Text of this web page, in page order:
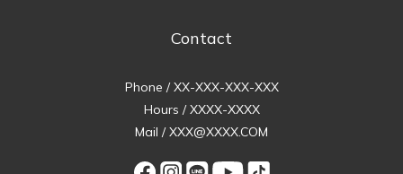
Contact
Phone / XX-XXX-XXX-XXX
Hours / XXXX-XXXX
Mail / XXX@XXXX.COM